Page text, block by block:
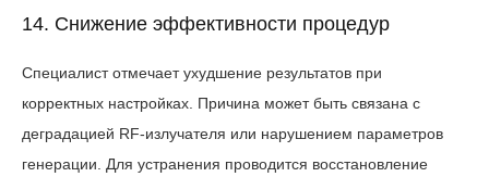
14. Снижение эффективности процедур
Специалист отмечает ухудшение результатов при
корректных настройках. Причина может быть связана с
деградацией RF-излучателя или нарушением параметров
генерации. Для устранения проводится восстановление